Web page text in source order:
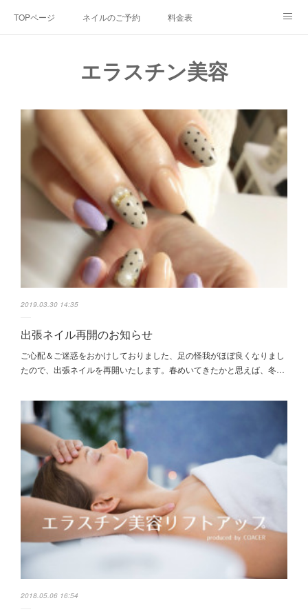
TOPページ ネイルのご予約 料金表
エラスチン美容
2019.03.30 14:35
出張ネイル再開のお知らせ
ご心配＆ご迷惑をおかけしておりました、足の怪我がほぼ良くなりまし
たので、出張ネイルを再開いたします。春めいてきたかと思えば、冬…
2018.05.06 16:54